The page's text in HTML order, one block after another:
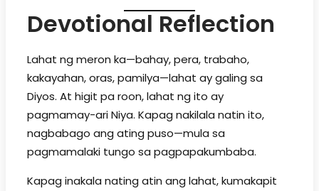
Devotional Reflection
Lahat ng meron ka—bahay, pera, trabaho,
kakayahan, oras, pamilya—lahat ay galing sa
Diyos. At higit pa roon, lahat ng ito ay
pagmamay-ari Niya. Kapag nakilala natin ito,
nagbabago ang ating puso—mula sa
pagmamalaki tungo sa pagpapakumbaba.
Kapag inakala nating atin ang lahat, kumakapit